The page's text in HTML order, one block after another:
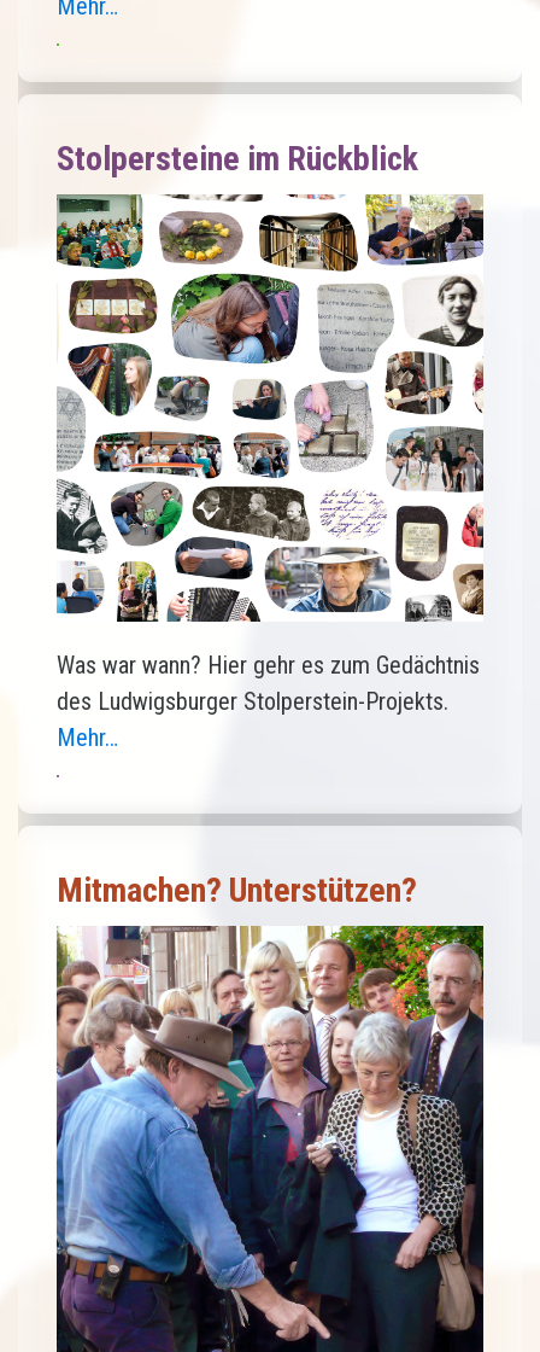
Mehr…
Stolpersteine im Rückblick
Was war wann? Hier gehr es zum Gedächtnis
des Ludwigsburger Stolperstein-Projekts.
Mehr…
Mitmachen? Unterstützen?